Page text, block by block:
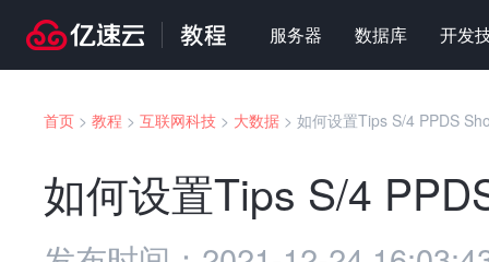
服务器 数据库 开发
首页 > 教程 > 互联网科技 > 大数据 > 如何设置Tips S/4 PPDS
如何设置Tips S/4